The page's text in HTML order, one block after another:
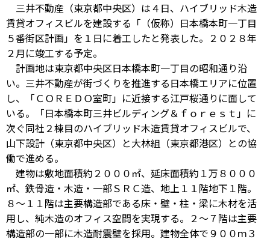
三井不動産（東京都中央区）は４日、ハイブリッド木造
賃貸オフィスビルを建設する「（仮称）日本橋本町一丁目
５番街区計画」を１日に着工したと発表した。２０２８年
２月に竣工する予定。
計画地は東京都中央区日本橋本町一丁目の昭和通り沿
い。三井不動産が街づくりを推進する日本橋エリアに位置
し、「ＣＯＲＥＤＯ室町」に近接する江戸桜通りに面して
いる。「日本橋本町三井ビルディング＆ｆｏｒｅｓｔ」に
次ぐ同社２棟目のハイブリッド木造賃貸オフィスビルで、
山下設計（東京都中央区）と大林組（東京都港区）との協
働で進める。
建物は敷地面積約２０００㎡、延床面積約１万８０００
㎡、鉄骨造・木造・一部ＳＲＣ造、地上１１階地下１階。
８～１１階は主要構造部である床・壁・柱・梁に木材を活
用し、純木造のオフィス空間を実現する。２～７階は主要
構造部の一部に木造耐震壁を採用。建物全体で９００ｍ３